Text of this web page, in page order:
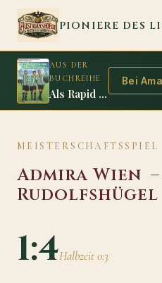
Zum Inhalt springen
PIONIERE DES
AUS DER
BUCHREIHE
Als Rapid zum ersten Mal Meister wurde
Bei
MEISTERSCHAFTSSPIEL
Admira Wien –
Rudolfshügel
1:4Halbzeit 0:3